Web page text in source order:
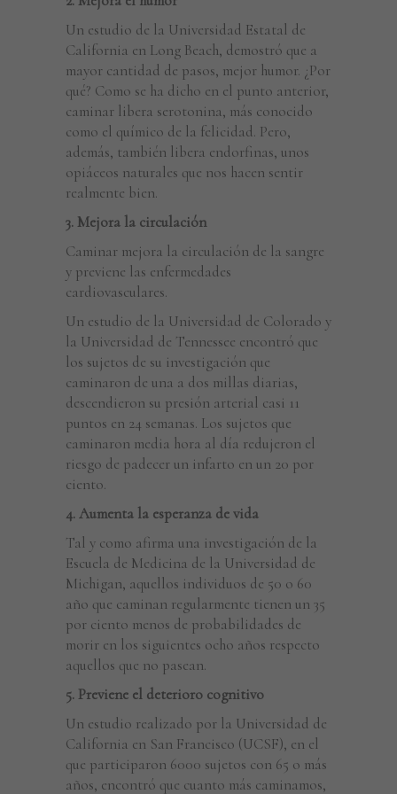
Un estudio de la Universidad Estatal de
California en Long Beach, demostró que a
mayor cantidad de pasos, mejor humor. ¿Por
qué? Como se ha dicho en el punto anterior,
caminar libera serotonina, más conocido
como el químico de la felicidad. Pero,
además, también libera endorfinas, unos
opiáceos naturales que nos hacen sentir
realmente bien.
3. Mejora la circulación
Caminar mejora la circulación de la sangre
y previene las enfermedades
cardiovasculares.
Un estudio de la Universidad de Colorado y
la Universidad de Tennessee encontró que
los sujetos de su investigación que
caminaron de una a dos millas diarias,
descendieron su presión arterial casi 11
puntos en 24 semanas. Los sujetos que
caminaron media hora al día redujeron el
riesgo de padecer un infarto en un 20 por
ciento.
4. Aumenta la esperanza de vida
Tal y como afirma una investigación de la
Escuela de Medicina de la Universidad de
Michigan, aquellos individuos de 50 o 60
año que caminan regularmente tienen un 35
por ciento menos de probabilidades de
morir en los siguientes ocho años respecto
aquellos que no pasean.
5. Previene el deterioro cognitivo
Un estudio realizado por la Universidad de
California en San Francisco (UCSF), en el
que participaron 6000 sujetos con 65 o más
años, encontró que cuanto más caminamos,
Necessary
cookies are
not
optional.
They are
needed for
website to
Statistics
In order for
improve the
website's
functionality